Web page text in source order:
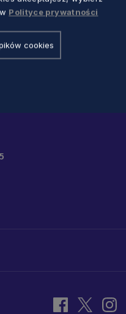
Polityce prywatności
cookies